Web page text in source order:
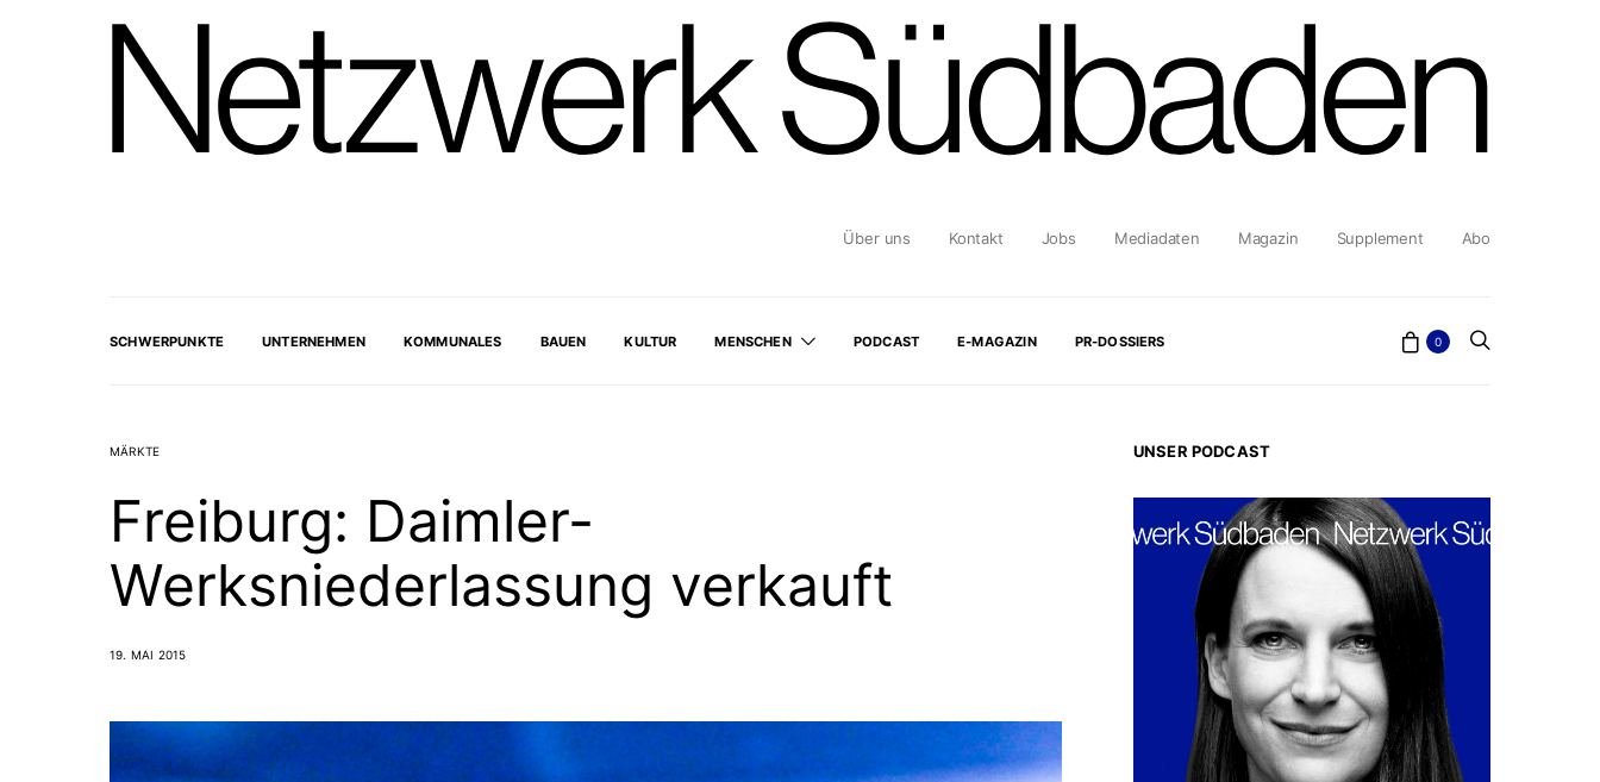
Über uns Kontakt Jobs Mediadaten Magazin Supplement Abo
SCHWERPUNKTE UNTERNEHMEN KOMMUNALES BAUEN KULTUR MENSCHEN PODCAST E-MAGAZIN PR-DOSSIERS 0
MÄRKTE
Freiburg: Daimler-
Werksniederlassung verkauft
19. MAI 2015
UNSER PODCAST